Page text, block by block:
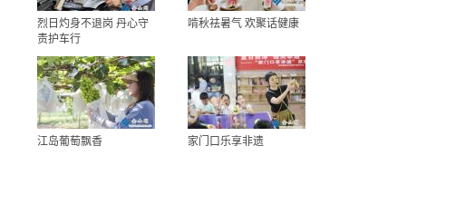
烈日灼身不退岗 丹心守
责护车行
啃秋祛暑气 欢聚话健康
江岛葡萄飘香 家门口乐享非遗